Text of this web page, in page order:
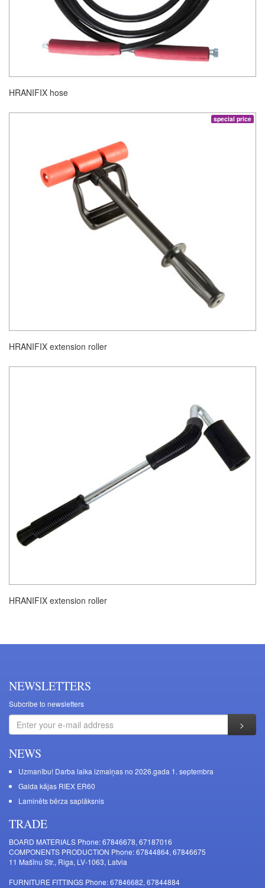
HRANIFIX hose
special price
HRANIFIX extension roller
HRANIFIX extension roller
NEWSLETTERS
Subcribe to newsletters
NEWS
Uzmanību! Darba laika izmaiņas no 2026.gada 1. septembra
Galda kājas RIEX ER60
Laminēts bērza saplāksnis
TRADE
BOARD MATERIALS Phone: 67846678, 67187016
COMPONENTS PRODUCTION Phone: 67844864, 67846675
11 Mašīnu Str., Riga, LV-1063, Latvia
FURNITURE FITTINGS Phone: 67846682, 67844884